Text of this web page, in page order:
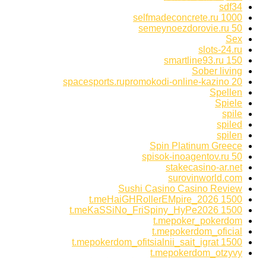
sdf34
selfmadeconcrete.ru 1000
semeynoezdorovie.ru 50
Sex
slots-24.ru
smartline93.ru 150
Sober living
spacesports.rupromokodi-online-kazino 20
Spellen
Spiele
spile
spiled
spilen
Spin Platinum Greece
spisok-inoagentov.ru 50
stakecasino-ar.net
surovinworld.com
Sushi Casino Casino Review
t.meHaiGHRollerEMpire_2026 1500
t.meKaSSiNo_FriSpiny_HyPe2026 1500
t.mepoker_pokerdom
t.mepokerdom_oficial
t.mepokerdom_ofitsialnii_sait_igrat 1500
t.mepokerdom_otzyvy